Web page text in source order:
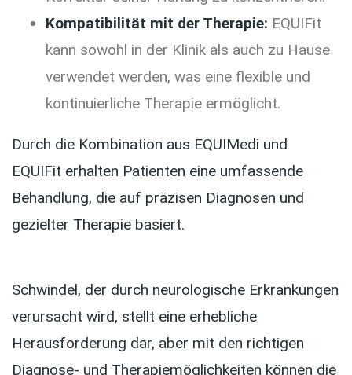
Kompatibilität mit der Therapie: EQUIFit
kann sowohl in der Klinik als auch zu Hause
verwendet werden, was eine flexible und
kontinuierliche Therapie ermöglicht.
Durch die Kombination aus EQUIMedi und
EQUIFit erhalten Patienten eine umfassende
Behandlung, die auf präzisen Diagnosen und
gezielter Therapie basiert.
Schwindel, der durch neurologische Erkrankungen
verursacht wird, stellt eine erhebliche
Herausforderung dar, aber mit den richtigen
Diagnose- und Therapiemöglichkeiten können die